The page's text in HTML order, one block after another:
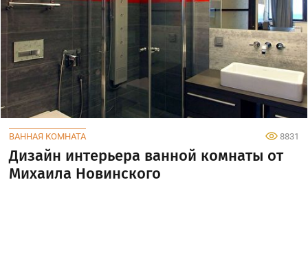
ВАННАЯ КОМНАТА 8831
Дизайн интерьера ванной комнаты от
Михаила Новинского